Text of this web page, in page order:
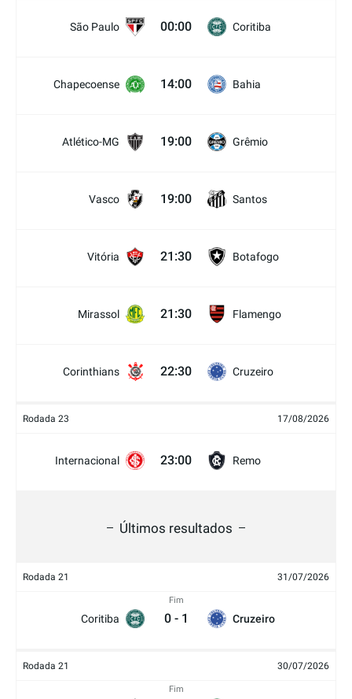
São Paulo 00:00 Coritiba
Chapecoense 14:00 Bahia
Atlético-MG 19:00 Grêmio
Vasco 19:00 Santos
Vitória 21:30 Botafogo
Mirassol 21:30 Flamengo
Corinthians 22:30 Cruzeiro
Rodada 23 17/08/2026
Internacional 23:00 Remo
Últimos resultados
Rodada 21 31/07/2026
Coritiba
Fim
0 - 1 Cruzeiro
Rodada 21 30/07/2026
Fim